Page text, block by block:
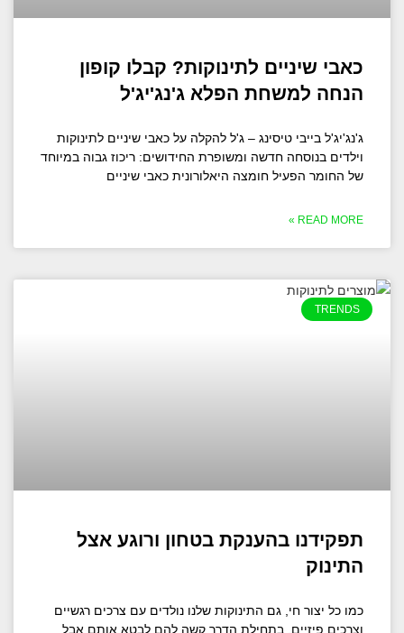
כאבי שיניים לתינוקות? קבלו קופון
הנחה למשחת הפלא ג'נג'יג'ל
ג'נג'יג'ל בייבי טיסינג – ג'ל להקלה על כאבי שיניים לתינוקות
וילדים בנוסחה חדשה ומשופרת החידושים: ריכוז גבוה במיוחד
של החומר הפעיל חומצה היאלורונית כאבי שיניים
READ MORE »
TRENDS
תפקידנו בהענקת בטחון ורוגע אצל
התינוק
כמו כל יצור חי, גם התינוקות שלנו נולדים עם צרכים רגשיים
וצרכים פיזיים. בתחילת הדרך קשה להם לבטא אותם אבל